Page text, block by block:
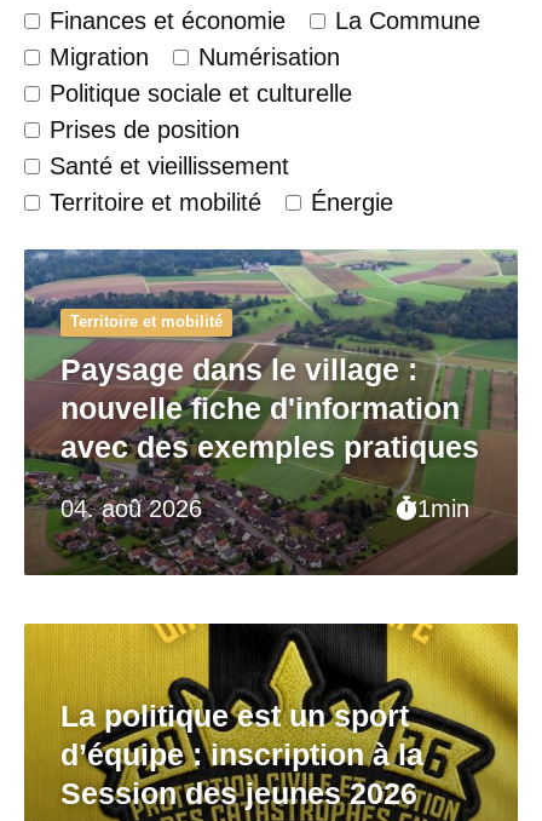
Finances et économie
La Commune
Migration
Numérisation
Politique sociale et culturelle
Prises de position
Santé et vieillissement
Territoire et mobilité
Énergie
04. aoû 2026 1min
Territoire et mobilité
Paysage dans le village :
nouvelle fiche d'information
avec des exemples pratiques
La politique est un sport
d’équipe : inscription à la
Session des jeunes 2026